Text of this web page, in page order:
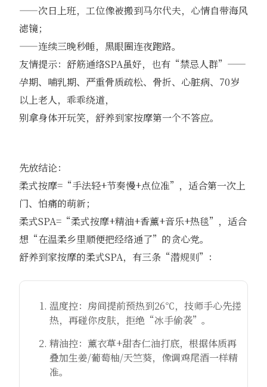
——次日上班，工位像被搬到马尔代夫，心情自带海风
滤镜；
——连续三晚秒睡，黑眼圈连夜跑路。
友情提示：舒筋通络SPA虽好，也有“禁忌人群”——
孕期、哺乳期、严重骨质疏松、骨折、心脏病、70岁
以上老人，乖乖绕道，
别拿身体开玩笑，舒养到家按摩第一个不答应。
先放结论：
柔式按摩=“手法轻+节奏慢+点位准”，适合第一次上
门、怕痛的萌新；
柔式SPA=“柔式按摩+精油+香薰+音乐+热毯”，适合
想“在温柔乡里顺便把经络通了”的贪心党。
舒养到家按摩的柔式SPA，有三条“潜规则”：
温度控：房间提前预热到26℃，技师手心先搓
热，再碰你皮肤，拒绝“冰手偷袭”。
精油控：薰衣草+甜杏仁油打底，根据体质再
叠加生姜/葡萄柚/天竺葵，像调鸡尾酒一样精
准。